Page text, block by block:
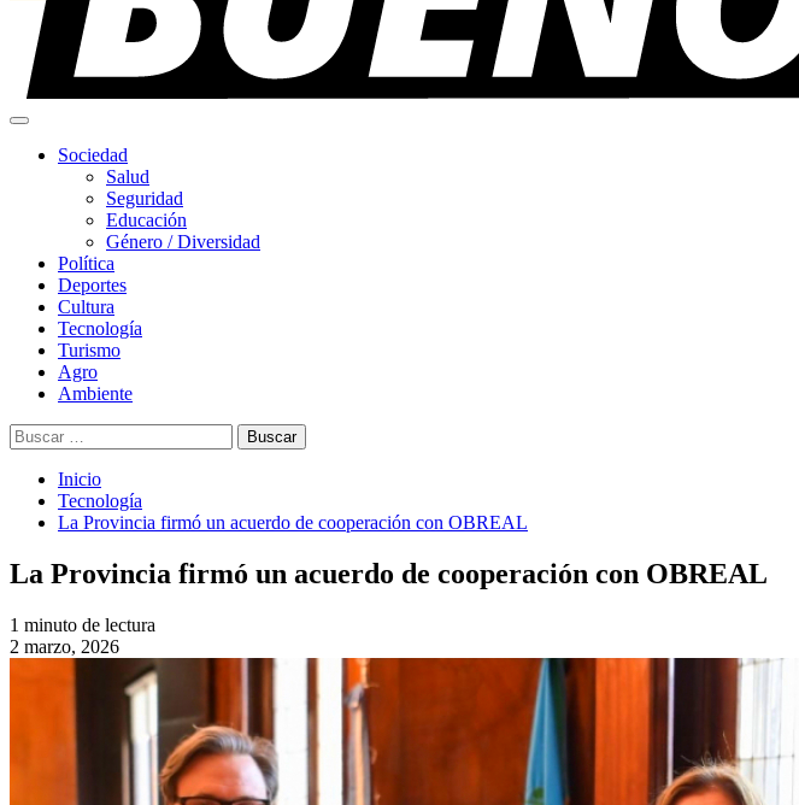
Menú
principalSociedad
Salud
Seguridad
Educación
Género / Diversidad
Política
Deportes
Cultura
Tecnología
Turismo
Agro
Ambiente
Buscar:
Inicio
Tecnología
La Provincia firmó un acuerdo de cooperación con OBREAL
La Provincia firmó un acuerdo de cooperación con OBREAL
1 minuto de lectura
2 marzo, 2026